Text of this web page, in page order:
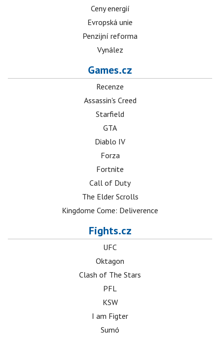
Ceny energií
Evropská unie
Penzijní reforma
Vynález
Games.cz
Recenze
Assassin's Creed
Starfield
GTA
Diablo IV
Forza
Fortnite
Call of Duty
The Elder Scrolls
Kingdome Come: Deliverence
Fights.cz
UFC
Oktagon
Clash of The Stars
PFL
KSW
I am Figter
Sumó